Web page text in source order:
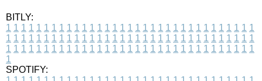
BITLY:
1 1 1 1 1 1 1 1 1 1 1 1 1 1 1 1 1 1 1 1 1 1 1 1 1 1 1 1 1 1 1 1 1
1 1 1 1 1 1 1 1 1 1 1 1 1 1 1 1 1 1 1 1 1 1 1 1 1 1 1 1 1 1 1 1 1
1 1 1 1 1 1 1 1 1 1 1 1 1 1 1 1 1 1 1 1 1 1 1 1 1 1 1 1 1 1 1 1 1
1
SPOTIFY: